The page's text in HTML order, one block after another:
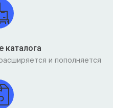
каталога
и пополняется